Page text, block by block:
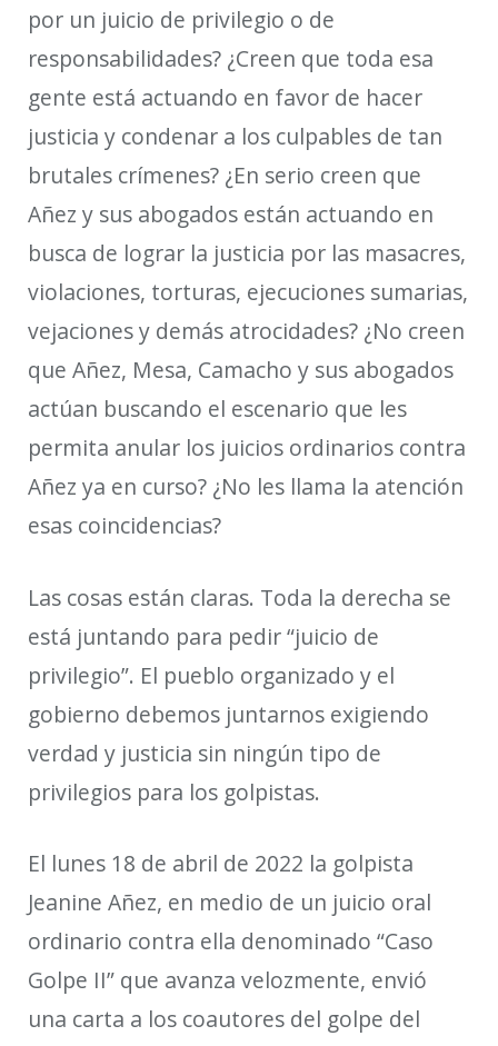
por un juicio de privilegio o de
responsabilidades? ¿Creen que toda esa
gente está actuando en favor de hacer
justicia y condenar a los culpables de tan
brutales crímenes? ¿En serio creen que
Añez y sus abogados están actuando en
busca de lograr la justicia por las masacres,
violaciones, torturas, ejecuciones sumarias,
vejaciones y demás atrocidades? ¿No creen
que Añez, Mesa, Camacho y sus abogados
actúan buscando el escenario que les
permita anular los juicios ordinarios contra
Añez ya en curso? ¿No les llama la atención
esas coincidencias?
Las cosas están claras. Toda la derecha se
está juntando para pedir “juicio de
privilegio”. El pueblo organizado y el
gobierno debemos juntarnos exigiendo
verdad y justicia sin ningún tipo de
privilegios para los golpistas.
El lunes 18 de abril de 2022 la golpista
Jeanine Añez, en medio de un juicio oral
ordinario contra ella denominado “Caso
Golpe II” que avanza velozmente, envió
una carta a los coautores del golpe del